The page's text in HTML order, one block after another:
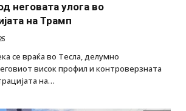
неговата улога во
на Трамп
се враќа во Тесла, делумно
висок профил и контроверзната
на…